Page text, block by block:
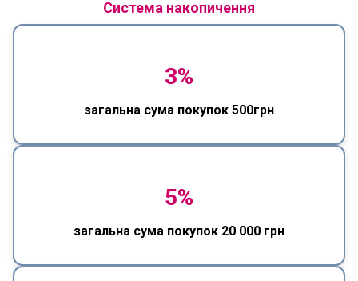
Система накопичення
3%
загальна сума покупок 500грн
5%
загальна сума покупок 20 000 грн